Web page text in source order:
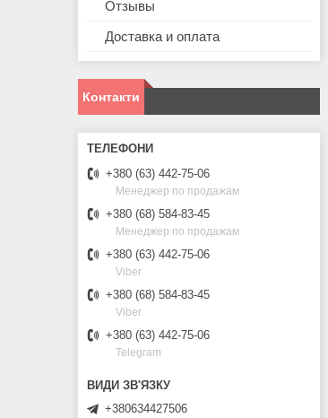
Отзывы
Доставка и оплата
Контакти
+380 (63) 442-75-06
Менеджер по продажам
+380 (68) 584-83-45
Менеджер по продажам
+380 (63) 442-75-06
Viber
+380 (68) 584-83-45
Viber
+380 (63) 442-75-06
Telegram
+380634427506